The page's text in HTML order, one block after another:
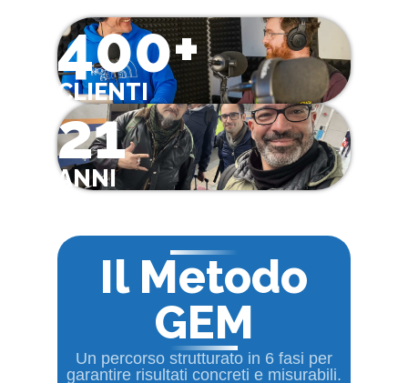
400+
CLIENTI
21
ANNI
Il Metodo
GEM
Un percorso strutturato in 6 fasi per
garantire risultati concreti e misurabili.